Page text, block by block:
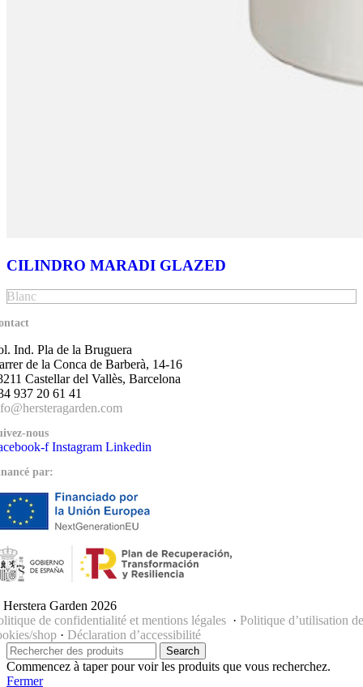
CILINDRO MARADI GLAZED
Blanc
Ind. Pla de la Bruguera
de la Conca de Barberà, 14-16
Castellar del Vallès, Barcelona
937 20 61 41
nous
f Instagram Linkedin
par:
Garden 2026
de confidentialité et mentions légales · Politique d’utilisation
shop · Déclaration d’accessibilité
Search
Commencez à taper pour voir les produits que vous recherchez.
Fermer